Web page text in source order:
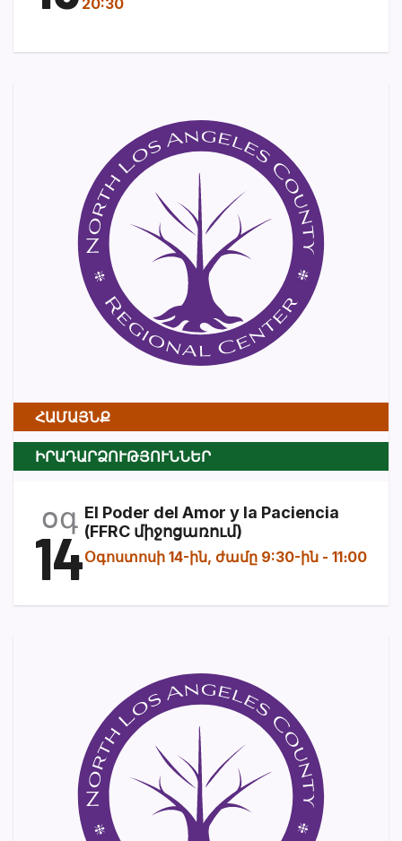
ՀԱՄԱՅՆՔ
ԻՐԱԴԱՐՁՈՒԹՅՈՒՆՆԵՐ
օգ
14
El Poder del Amor y la Paciencia
(FFRC միջոցառում)
Օգոստոսի 14-ին, ժամը 9:30-ին - 11։00